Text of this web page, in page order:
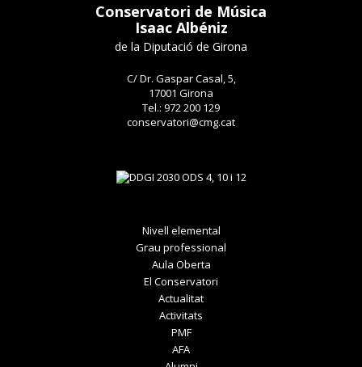
Conservatori de Música
Isaac Albéniz
de la Diputació de Girona
C/ Dr. Gaspar Casal, 5,
17001 Girona
Tel.: 972 200 129
conservatori@cmg.cat
Nivell elemental
Grau professional
Aula Oberta
El Conservatori
Actualitat
Activitats
PMF
AFA